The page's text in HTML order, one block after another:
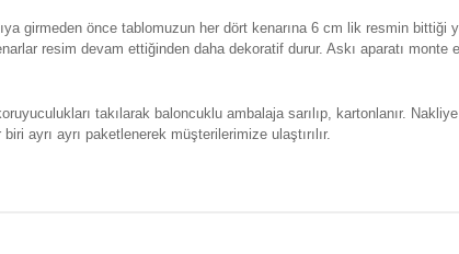
girmeden önce tablomuzun her dört kenarına 6 cm lik resmin bittiği
resim devam ettiğinden daha dekoratif durur. Askı aparatı monte
takılarak baloncuklu ambalaja sarılıp, kartonlanır.
ayrı ayrı paketlenerek müşterilerimize ulaştırılır.